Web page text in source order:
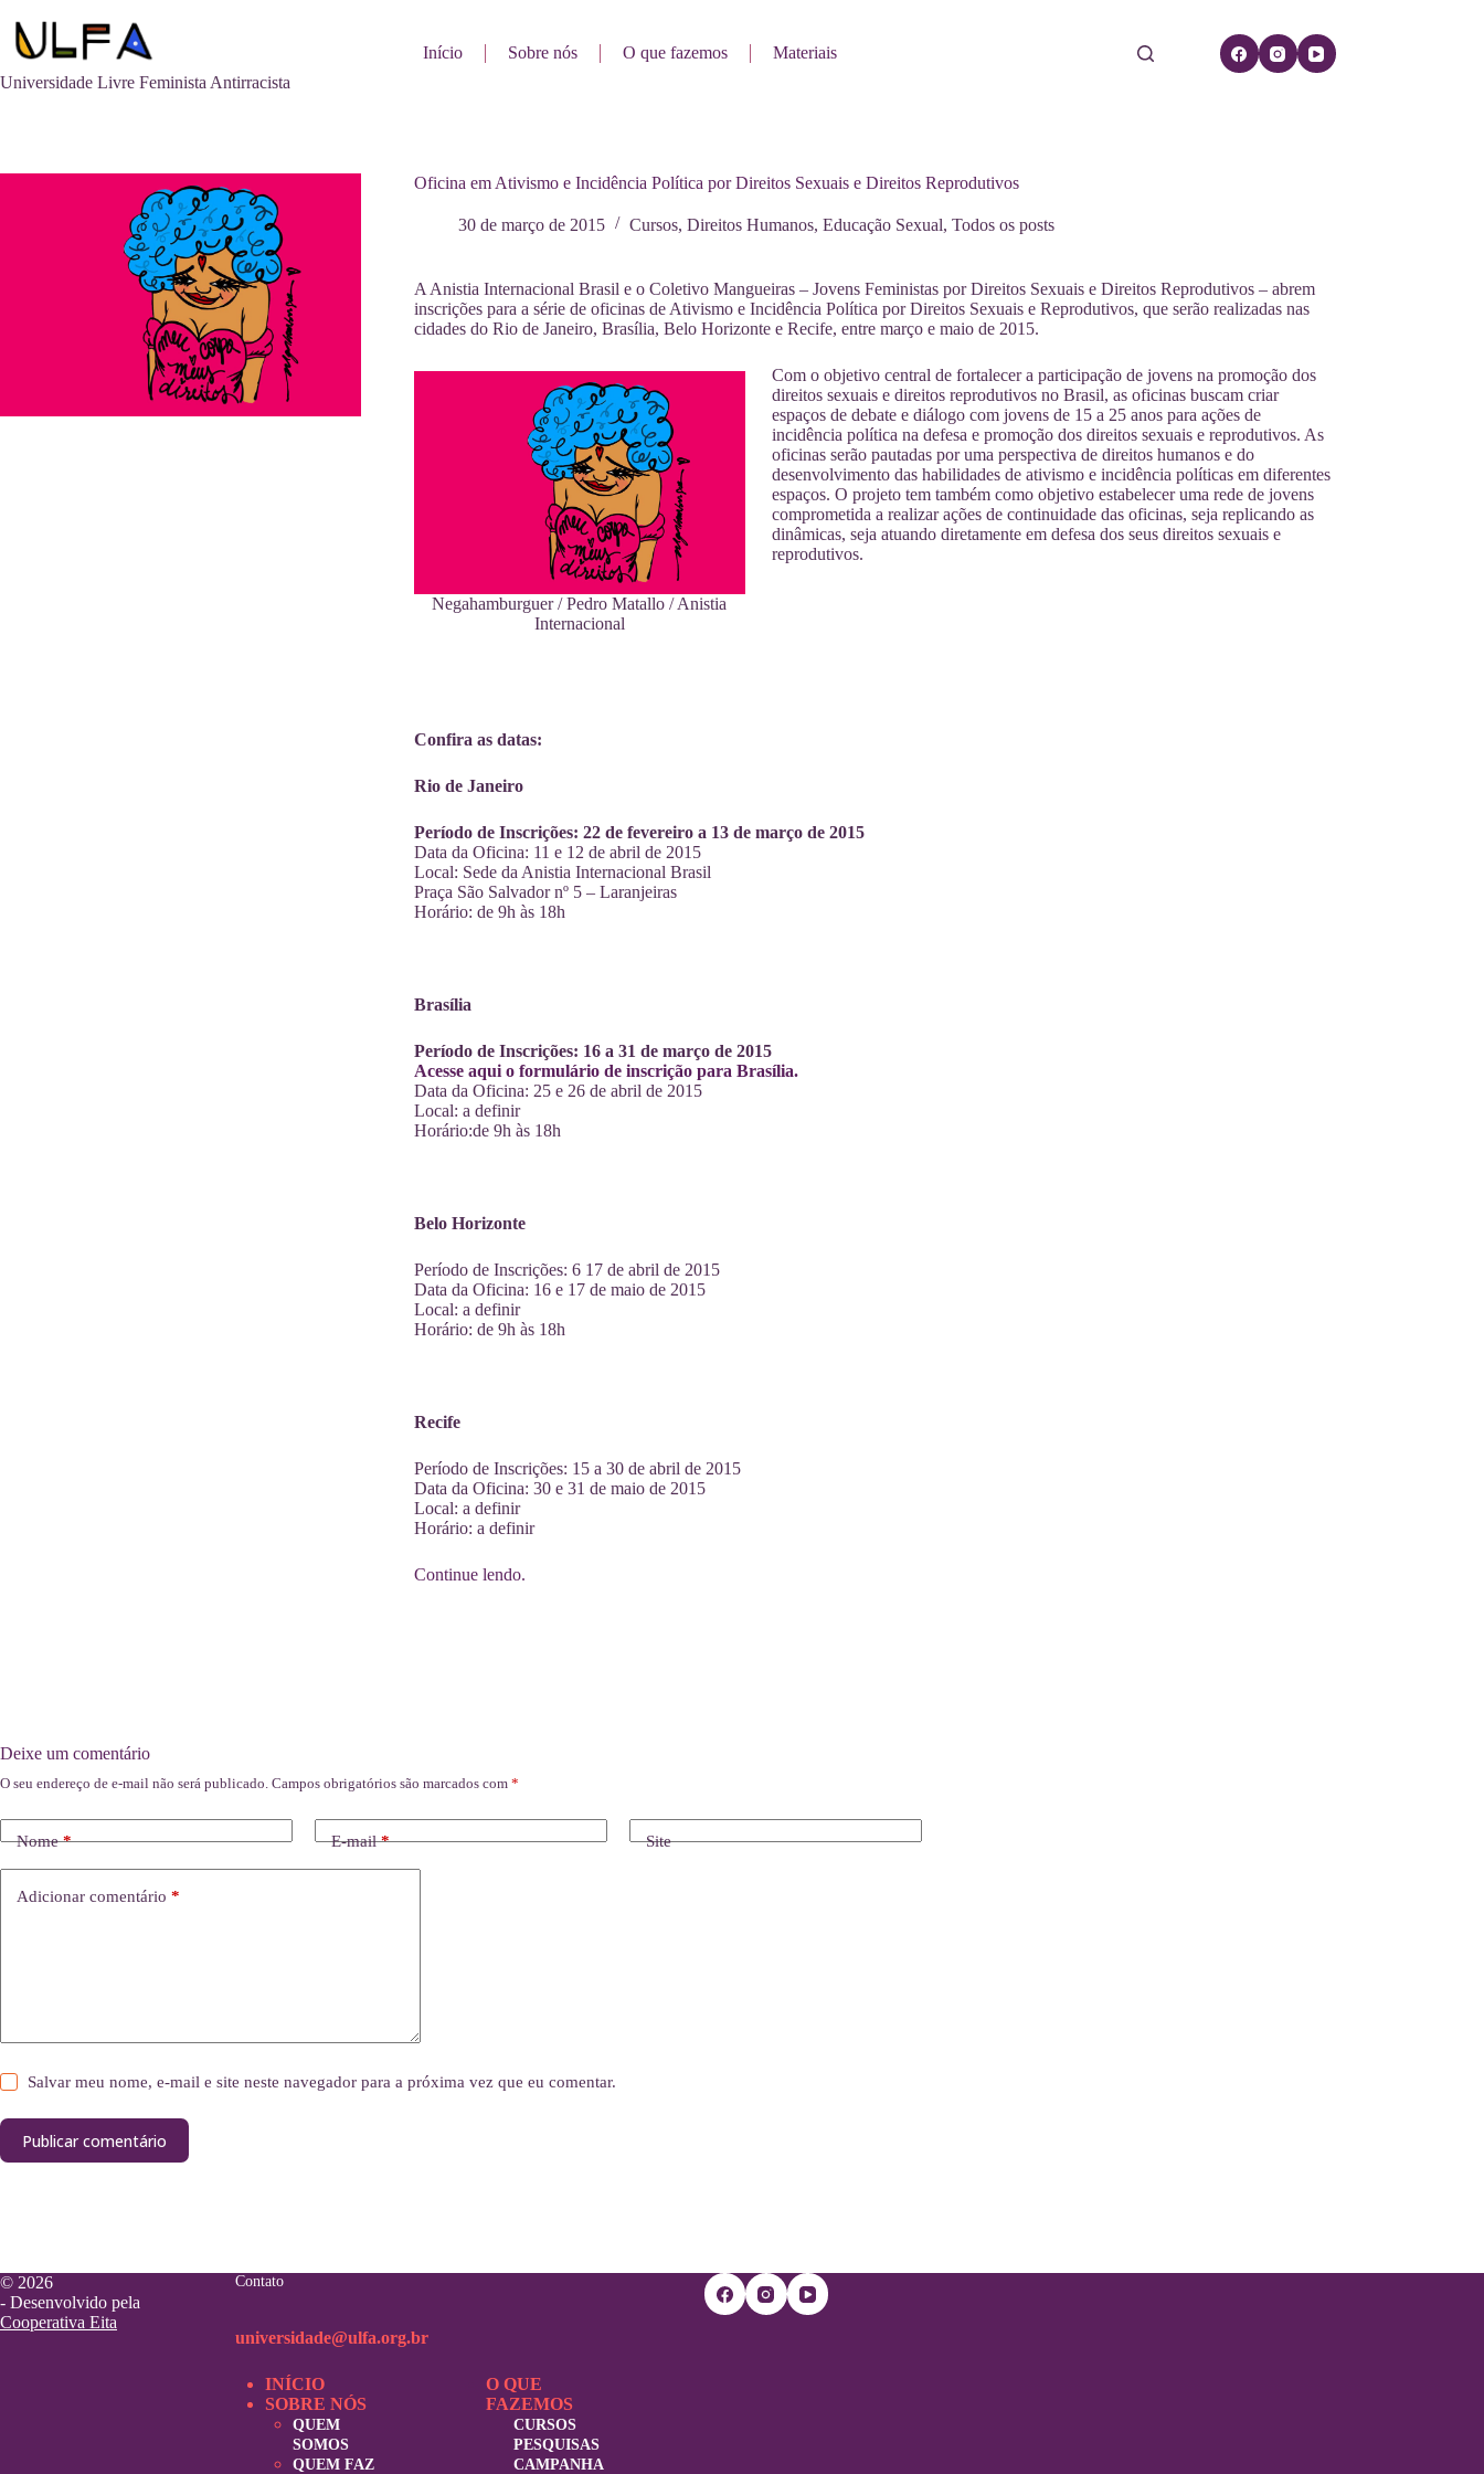
para
Universidade Livre Feminista Antirracista
Início Sobre nós O que fazemos Materiais
Oficina em Ativismo e Incidência Política por Direitos Sexuais e Direitos Reprodutivos
30 de março de 2015 Cursos, Direitos Humanos, Educação Sexual, Todos os posts
A Anistia Internacional Brasil e o Coletivo Mangueiras – Jovens Feministas por Direitos Sexuais e Direitos Reprodutivos – abrem
inscrições para a série de oficinas de Ativismo e Incidência Política por Direitos Sexuais e Reprodutivos, que serão realizadas nas
cidades do Rio de Janeiro, Brasília, Belo Horizonte e Recife, entre março e maio de 2015.
Negahamburguer / Pedro Matallo / Anistia
Internacional
Com o objetivo central de fortalecer a participação de jovens na promoção dos
direitos sexuais e direitos reprodutivos no Brasil, as oficinas buscam criar
espaços de debate e diálogo com jovens de 15 a 25 anos para ações de
incidência política na defesa e promoção dos direitos sexuais e reprodutivos. As
oficinas serão pautadas por uma perspectiva de direitos humanos e do
desenvolvimento das habilidades de ativismo e incidência políticas em diferentes
espaços. O projeto tem também como objetivo estabelecer uma rede de jovens
comprometida a realizar ações de continuidade das oficinas, seja replicando as
dinâmicas, seja atuando diretamente em defesa dos seus direitos sexuais e
reprodutivos.
Confira as datas:
Rio de Janeiro
Período de Inscrições: 22 de fevereiro a 13 de março de 2015
Data da Oficina: 11 e 12 de abril de 2015
Local: Sede da Anistia Internacional Brasil
Praça São Salvador nº 5 – Laranjeiras
Horário: de 9h às 18h
Brasília
Período de Inscrições: 16 a 31 de março de 2015
Acesse aqui o formulário de inscrição para Brasília.
Data da Oficina: 25 e 26 de abril de 2015
Local: a definir
Horário:de 9h às 18h
Belo Horizonte
Período de Inscrições: 6 17 de abril de 2015
Data da Oficina: 16 e 17 de maio de 2015
Local: a definir
Horário: de 9h às 18h
Recife
Período de Inscrições: 15 a 30 de abril de 2015
Data da Oficina: 30 e 31 de maio de 2015
Local: a definir
Horário: a definir
Continue lendo.
Deixe um comentário
O seu endereço de e-mail não será publicado. Campos obrigatórios são marcados com *
Nome* E-mail* Site
Adicionar comentário *
Salvar meu nome, e-mail e site neste navegador para a próxima vez que eu comentar.
Publicar comentário
© 2026
- Desenvolvido pela
Cooperativa Eita
Contato
universidade@ulfa.org.br
INÍCIO
SOBRE NÓS
QUEM
SOMOS
QUEM FAZ
O QUE
FAZEMOS
CURSOS
PESQUISAS
CAMPANHA